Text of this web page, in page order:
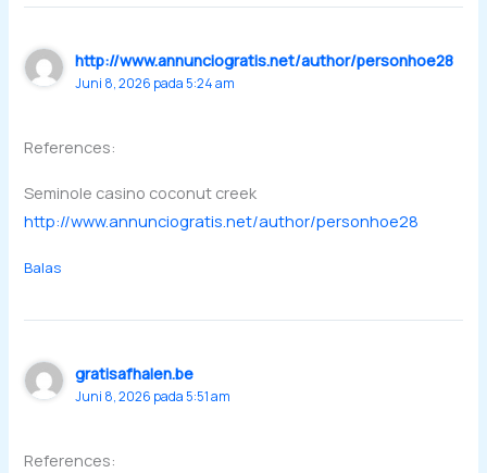
http://www.annunciogratis.net/author/personhoe28
Juni 8, 2026 pada 5:24 am
References:
Seminole casino coconut creek
http://www.annunciogratis.net/author/personhoe28
Balas
gratisafhalen.be
Juni 8, 2026 pada 5:51 am
References: